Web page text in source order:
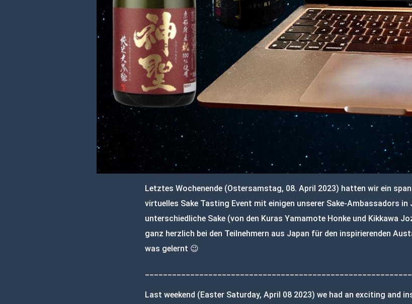
Letztes Wochenende (Ostersamstag, 08. April 2023) hatten wir ein
virtuelles Sake Tasting Event mit einigen unserer Sake-Ambassadors in
unterschiedliche Sake (von den Kuras Yamamote Honke und Kikkawa
ganz herzlich bei den Teilnehmern aus Japan für den inspirierenden
was gelernt 😉
Last weekend (Easter Saturday, April 08 2023) we had an exciting and